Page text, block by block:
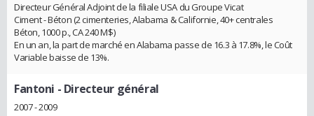
Directeur Général Adjoint de la filiale USA du Groupe Vicat
Ciment - Béton (2 cimenteries, Alabama & Californie, 40+ centrales
Béton, 1000 p., CA 240 M$)
En un an, la part de marché en Alabama passe de 16.3 à 17.8%, le Coût
Variable baisse de 13%.
Fantoni - Directeur général
2007 - 2009